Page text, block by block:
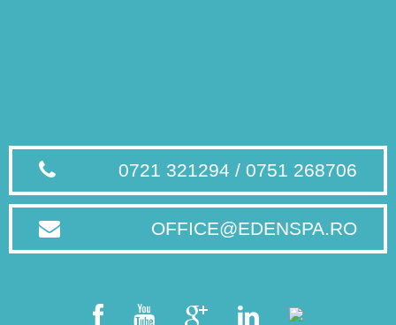
0721 321294 / 0751 268706
OFFICE@EDENSPA.RO